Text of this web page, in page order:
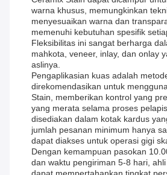
warna khusus, memungkinkan
menyesuaikan warna dan
memenuhi kebutuhan spesifik
Fleksibilitas ini sangat berharga
mahkota, veneer, inlay, dan onlay
aslinya.
Pengaplikasian kuas adalah
direkomendasikan untuk
Stain, memberikan kontrol yang
yang merata selama proses
disediakan dalam kotak kardus
jumlah pesanan minimum hanya
dapat diakses untuk operasi gigi
Dengan kemampuan pasokan
dan waktu pengiriman 5-8 hari,